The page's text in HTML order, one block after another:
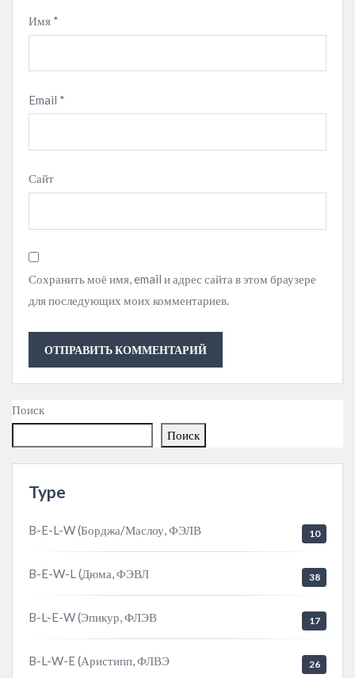
Имя *
Email *
Сайт
Сохранить моё имя, email и адрес сайта в этом браузере
для последующих моих комментариев.
Поиск
Поиск
Type
B-E-L-W (Борджа/Маслоу, ФЭЛВ 10
B-E-W-L (Дюма, ФЭВЛ 38
B-L-E-W (Эпикур, ФЛЭВ 17
B-L-W-E (Аристипп, ФЛВЭ 26